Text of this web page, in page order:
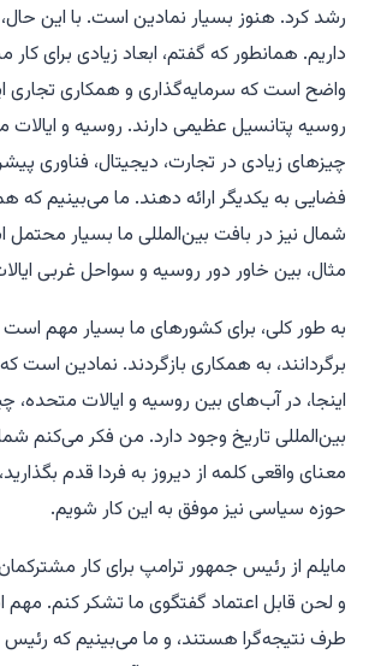
داریم. همانطور که گفتم، ابعاد زیادی برای کار
واضح است که سرمایه‌گذاری و همکاری تجاری
روسیه پتانسیل عظیمی دارند. روسیه و ایالات
چیزهای زیادی در تجارت، دیجیتال، فناوری
فضایی به یکدیگر ارائه دهند. ما می‌بینیم
شمال نیز در بافت بین‌المللی ما بسیار محتمل
مثال، بین خاور دور روسیه و سواحل غربی
به طور کلی، برای کشورهای ما بسیار مهم
برگردانند، به همکاری بازگردند. نمادین است
اینجا، در آب‌های بین روسیه و ایالات متحده،
بین‌المللی تاریخ وجود دارد. من فکر می‌کنم
معنای واقعی کلمه از دیروز به فردا قدم
حوزه سیاسی نیز موفق به این کار شویم.
مایلم از رئیس جمهور ترامپ برای کار
و لحن قابل اعتماد گفتگوی ما تشکر کنم.
طرف نتیجه‌گرا هستند، و ما می‌بینیم که رئیس